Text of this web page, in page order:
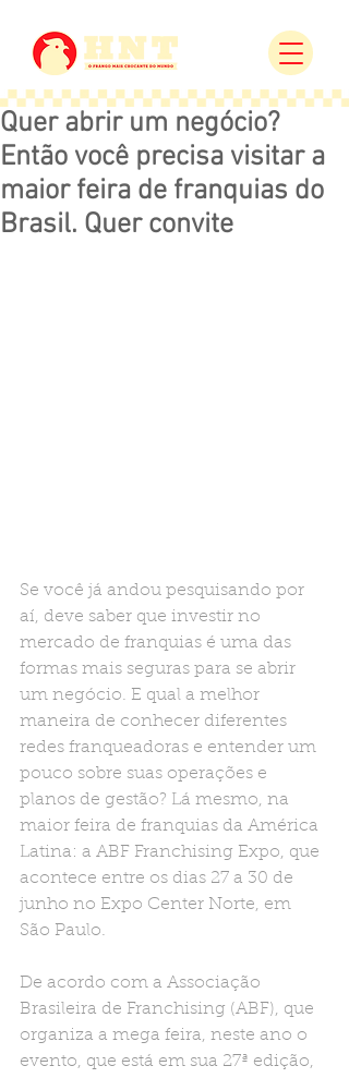
Quer abrir um negócio?
Então você precisa visitar a
maior feira de franquias do
Brasil. Quer convite
Se você já andou pesquisando por
aí, deve saber que investir no
mercado de franquias é uma das
formas mais seguras para se abrir
um negócio. E qual a melhor
maneira de conhecer diferentes
redes franqueadoras e entender um
pouco sobre suas operações e
planos de gestão? Lá mesmo, na
maior feira de franquias da América
Latina: a ABF Franchising Expo, que
acontece entre os dias 27 a 30 de
junho no Expo Center Norte, em
São Paulo.
De acordo com a Associação
Brasileira de Franchising (ABF), que
organiza a mega feira, neste ano o
evento, que está em sua 27ª edição,